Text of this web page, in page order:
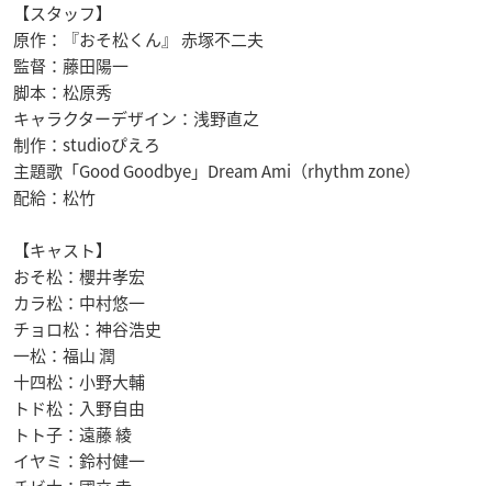
【スタッフ】
原作：『おそ松くん』 赤塚不二夫
監督：藤田陽一
脚本：松原秀
キャラクターデザイン：浅野直之
制作：studioぴえろ
主題歌「Good Goodbye」Dream Ami（rhythm zone）
配給：松竹
【キャスト】
おそ松：櫻井孝宏
カラ松：中村悠一
チョロ松：神谷浩史
一松：福山 潤
十四松：小野大輔
トド松：入野自由
トト子：遠藤 綾
イヤミ：鈴村健一